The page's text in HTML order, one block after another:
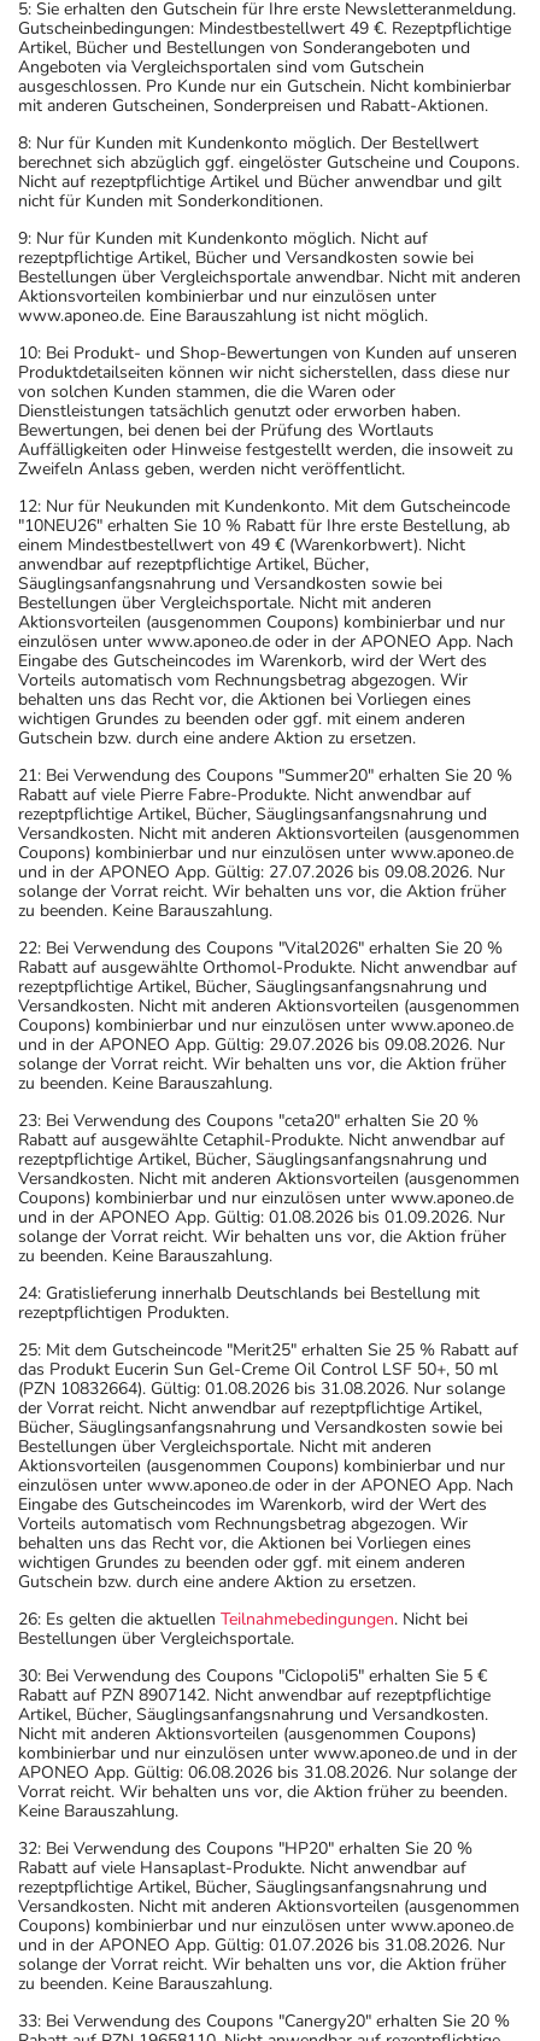
5: Sie erhalten den Gutschein für Ihre erste Newsletteranmeldung.
Gutscheinbedingungen: Mindestbestellwert 49 €. Rezeptpflichtige
Artikel, Bücher und Bestellungen von Sonderangeboten und
Angeboten via Vergleichsportalen sind vom Gutschein
ausgeschlossen. Pro Kunde nur ein Gutschein. Nicht kombinierbar
mit anderen Gutscheinen, Sonderpreisen und Rabatt-Aktionen.
8: Nur für Kunden mit Kundenkonto möglich. Der Bestellwert
berechnet sich abzüglich ggf. eingelöster Gutscheine und Coupons.
Nicht auf rezeptpflichtige Artikel und Bücher anwendbar und gilt
nicht für Kunden mit Sonderkonditionen.
9: Nur für Kunden mit Kundenkonto möglich. Nicht auf
rezeptpflichtige Artikel, Bücher und Versandkosten sowie bei
Bestellungen über Vergleichsportale anwendbar. Nicht mit anderen
Aktionsvorteilen kombinierbar und nur einzulösen unter
www.aponeo.de. Eine Barauszahlung ist nicht möglich.
10: Bei Produkt- und Shop-Bewertungen von Kunden auf unseren
Produktdetailseiten können wir nicht sicherstellen, dass diese nur
von solchen Kunden stammen, die die Waren oder
Dienstleistungen tatsächlich genutzt oder erworben haben.
Bewertungen, bei denen bei der Prüfung des Wortlauts
Auffälligkeiten oder Hinweise festgestellt werden, die insoweit zu
Zweifeln Anlass geben, werden nicht veröffentlicht.
12: Nur für Neukunden mit Kundenkonto. Mit dem Gutscheincode
"10NEU26" erhalten Sie 10 % Rabatt für Ihre erste Bestellung, ab
einem Mindestbestellwert von 49 € (Warenkorbwert). Nicht
anwendbar auf rezeptpflichtige Artikel, Bücher,
Säuglingsanfangsnahrung und Versandkosten sowie bei
Bestellungen über Vergleichsportale. Nicht mit anderen
Aktionsvorteilen (ausgenommen Coupons) kombinierbar und nur
einzulösen unter www.aponeo.de oder in der APONEO App. Nach
Eingabe des Gutscheincodes im Warenkorb, wird der Wert des
Vorteils automatisch vom Rechnungsbetrag abgezogen. Wir
behalten uns das Recht vor, die Aktionen bei Vorliegen eines
wichtigen Grundes zu beenden oder ggf. mit einem anderen
Gutschein bzw. durch eine andere Aktion zu ersetzen.
21: Bei Verwendung des Coupons "Summer20" erhalten Sie 20 %
Rabatt auf viele Pierre Fabre-Produkte. Nicht anwendbar auf
rezeptpflichtige Artikel, Bücher, Säuglingsanfangsnahrung und
Versandkosten. Nicht mit anderen Aktionsvorteilen (ausgenommen
Coupons) kombinierbar und nur einzulösen unter www.aponeo.de
und in der APONEO App. Gültig: 27.07.2026 bis 09.08.2026. Nur
solange der Vorrat reicht. Wir behalten uns vor, die Aktion früher
zu beenden. Keine Barauszahlung.
22: Bei Verwendung des Coupons "Vital2026" erhalten Sie 20 %
Rabatt auf ausgewählte Orthomol-Produkte. Nicht anwendbar auf
rezeptpflichtige Artikel, Bücher, Säuglingsanfangsnahrung und
Versandkosten. Nicht mit anderen Aktionsvorteilen (ausgenommen
Coupons) kombinierbar und nur einzulösen unter www.aponeo.de
und in der APONEO App. Gültig: 29.07.2026 bis 09.08.2026. Nur
solange der Vorrat reicht. Wir behalten uns vor, die Aktion früher
zu beenden. Keine Barauszahlung.
23: Bei Verwendung des Coupons "ceta20" erhalten Sie 20 %
Rabatt auf ausgewählte Cetaphil-Produkte. Nicht anwendbar auf
rezeptpflichtige Artikel, Bücher, Säuglingsanfangsnahrung und
Versandkosten. Nicht mit anderen Aktionsvorteilen (ausgenommen
Coupons) kombinierbar und nur einzulösen unter www.aponeo.de
und in der APONEO App. Gültig: 01.08.2026 bis 01.09.2026. Nur
solange der Vorrat reicht. Wir behalten uns vor, die Aktion früher
zu beenden. Keine Barauszahlung.
24: Gratislieferung innerhalb Deutschlands bei Bestellung mit
rezeptpflichtigen Produkten.
25: Mit dem Gutscheincode "Merit25" erhalten Sie 25 % Rabatt auf
das Produkt Eucerin Sun Gel-Creme Oil Control LSF 50+, 50 ml
(PZN 10832664). Gültig: 01.08.2026 bis 31.08.2026. Nur solange
der Vorrat reicht. Nicht anwendbar auf rezeptpflichtige Artikel,
Bücher, Säuglingsanfangsnahrung und Versandkosten sowie bei
Bestellungen über Vergleichsportale. Nicht mit anderen
Aktionsvorteilen (ausgenommen Coupons) kombinierbar und nur
einzulösen unter www.aponeo.de oder in der APONEO App. Nach
Eingabe des Gutscheincodes im Warenkorb, wird der Wert des
Vorteils automatisch vom Rechnungsbetrag abgezogen. Wir
behalten uns das Recht vor, die Aktionen bei Vorliegen eines
wichtigen Grundes zu beenden oder ggf. mit einem anderen
Gutschein bzw. durch eine andere Aktion zu ersetzen.
26: Es gelten die aktuellen Teilnahmebedingungen. Nicht bei
Bestellungen über Vergleichsportale.
30: Bei Verwendung des Coupons "Ciclopoli5" erhalten Sie 5 €
Rabatt auf PZN 8907142. Nicht anwendbar auf rezeptpflichtige
Artikel, Bücher, Säuglingsanfangsnahrung und Versandkosten.
Nicht mit anderen Aktionsvorteilen (ausgenommen Coupons)
kombinierbar und nur einzulösen unter www.aponeo.de und in der
APONEO App. Gültig: 06.08.2026 bis 31.08.2026. Nur solange der
Vorrat reicht. Wir behalten uns vor, die Aktion früher zu beenden.
Keine Barauszahlung.
32: Bei Verwendung des Coupons "HP20" erhalten Sie 20 %
Rabatt auf viele Hansaplast-Produkte. Nicht anwendbar auf
rezeptpflichtige Artikel, Bücher, Säuglingsanfangsnahrung und
Versandkosten. Nicht mit anderen Aktionsvorteilen (ausgenommen
Coupons) kombinierbar und nur einzulösen unter www.aponeo.de
und in der APONEO App. Gültig: 01.07.2026 bis 31.08.2026. Nur
solange der Vorrat reicht. Wir behalten uns vor, die Aktion früher
zu beenden. Keine Barauszahlung.
33: Bei Verwendung des Coupons "Canergy20" erhalten Sie 20 %